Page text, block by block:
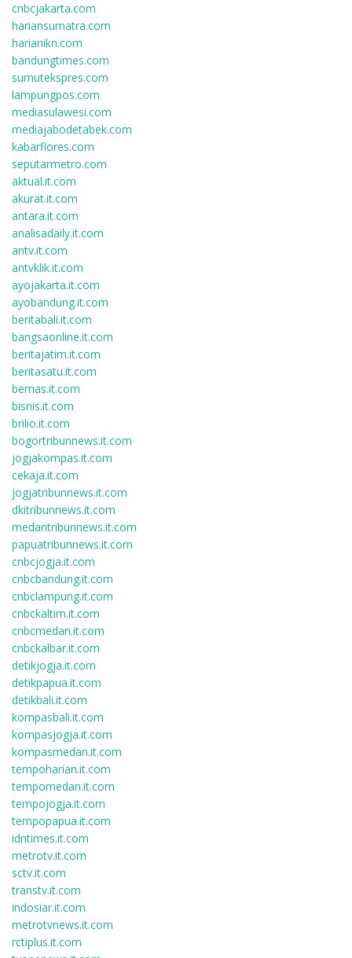
cnbcjakarta.com
hariansumatra.com
harianikn.com
bandungtimes.com
sumutekspres.com
lampungpos.com
mediasulawesi.com
mediajabodetabek.com
kabarflores.com
seputarmetro.com
aktual.it.com
akurat.it.com
antara.it.com
analisadaily.it.com
antv.it.com
antvklik.it.com
ayojakarta.it.com
ayobandung.it.com
beritabali.it.com
bangsaonline.it.com
beritajatim.it.com
beritasatu.it.com
bernas.it.com
bisnis.it.com
brilio.it.com
bogortribunnews.it.com
jogjakompas.it.com
cekaja.it.com
jogjatribunnews.it.com
dkitribunnews.it.com
medantribunnews.it.com
papuatribunnews.it.com
cnbcjogja.it.com
cnbcbandung.it.com
cnbclampung.it.com
cnbckaltim.it.com
cnbcmedan.it.com
cnbckalbar.it.com
detikjogja.it.com
detikpapua.it.com
detikbali.it.com
kompasbali.it.com
kompasjogja.it.com
kompasmedan.it.com
tempoharian.it.com
tempomedan.it.com
tempojogja.it.com
tempopapua.it.com
idntimes.it.com
metrotv.it.com
sctv.it.com
transtv.it.com
indosiar.it.com
metrotvnews.it.com
rctiplus.it.com